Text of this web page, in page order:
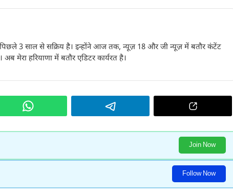
में पिछले 3 साल से सक्रिय है। इन्होंने आज तक, न्यूज़ 18 और जी न्यूज़ में बतौर कंटेंट
मेरा हरियाणा में बतौर एडिटर कार्यरत है।
Join Now
Follow Now